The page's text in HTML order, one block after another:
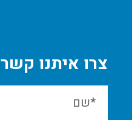
צרו איתנו קשר